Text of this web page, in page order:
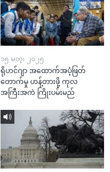
၁၅ မတ္၊ ၂၀၂၅
ရိုဟင်ဂျာ အထောက်အပံ့ဖြတ်
တောက်မှု ဟန့်တားဖို့ ကုလ
အကြီးအကဲ ကြိုးပမ်းမည်